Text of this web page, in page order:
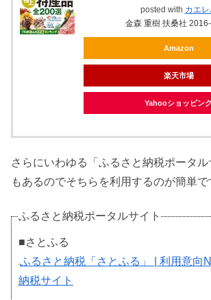
posted with カエ
金森 重樹 扶桑社
Amazon
楽天市場
Yahooショッピン
さらにいわゆる「ふるさと納税ポータ
もあるのでそちらを利用するのが簡単で
ふるさと納税ポータルサイト
■さとふる
ふるさと納税「さとふる」 | 利用意向
納税サイト